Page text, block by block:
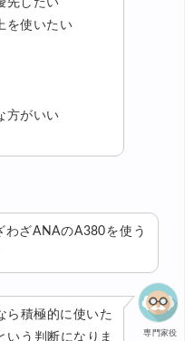
を使いたい
方がいい
ざANAのA380を使う
専門家役
ら積極的に使いた
いう判断になりま